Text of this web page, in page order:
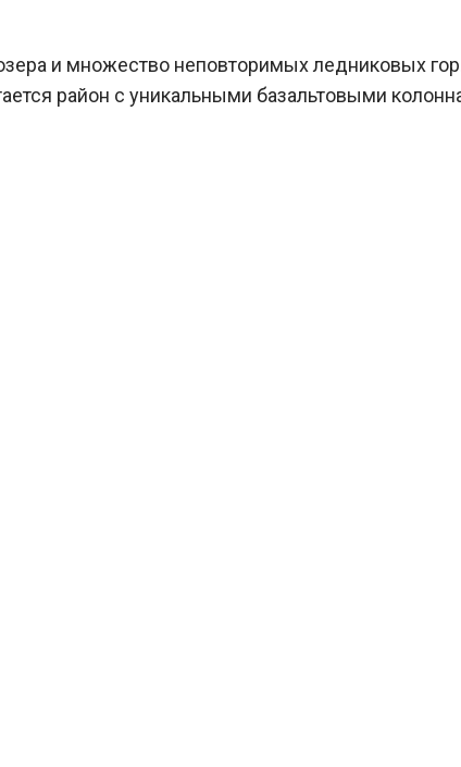
и множество неповторимых ледниковых
район с уникальными базальтовыми